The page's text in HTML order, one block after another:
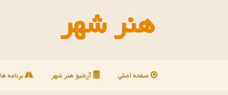
هنر شهر
صفحه اصلی آرشیو هنر شهر برنامه ها